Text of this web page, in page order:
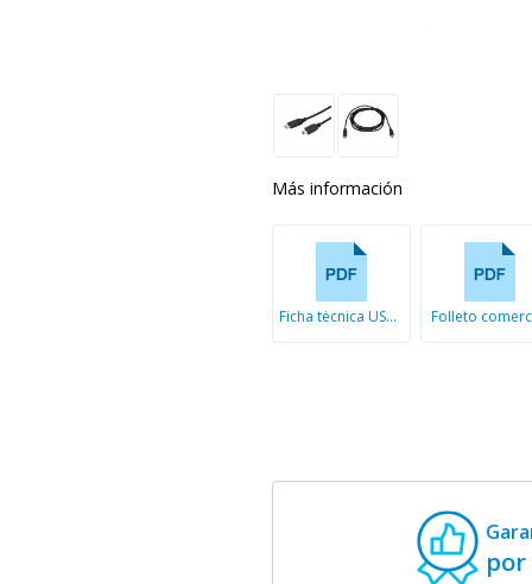
Más información
Ficha técnica USB-C a Mini-B Folleto
por